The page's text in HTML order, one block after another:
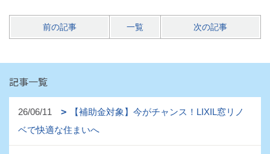
前の記事 一覧 次の記事
記事一覧
26/06/11
【補助金対象】今がチャンス！LIXIL窓リノ
ベで快適な住まいへ